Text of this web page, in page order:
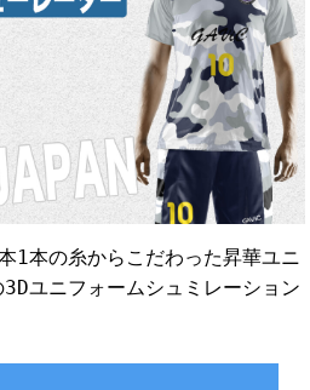
1本の糸からこだわった昇華ユニ
ユニフォームシュミレーション